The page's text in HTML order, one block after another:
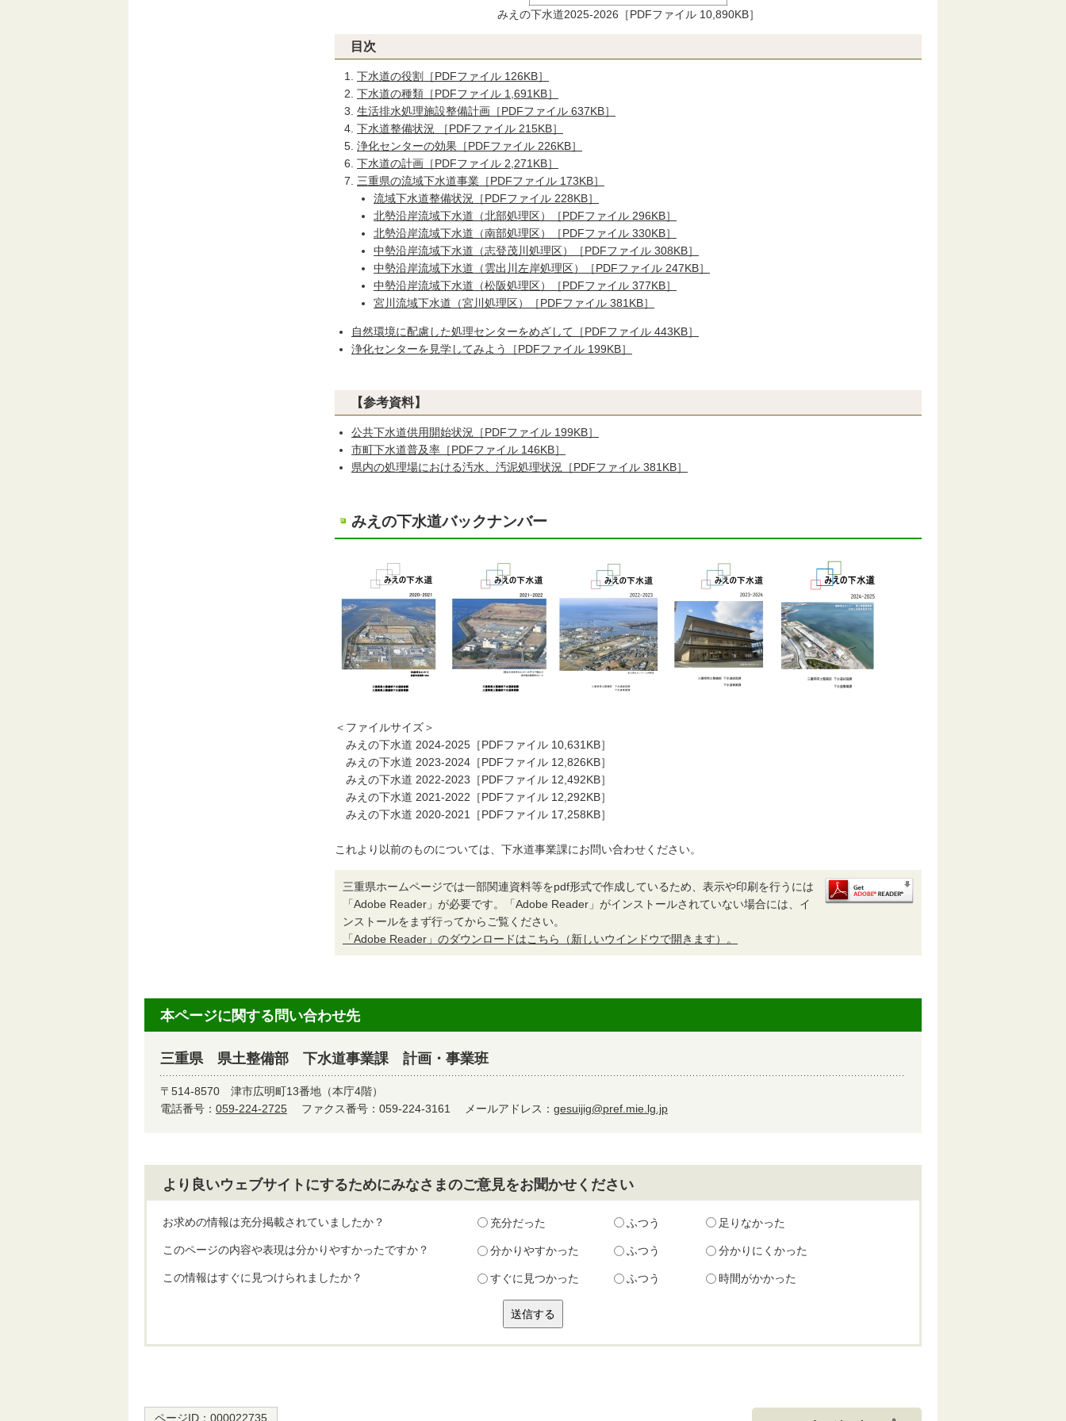
みえの下水道2025-2026［PDFファイル 10,890KB］
目次
下水道の役割［PDFファイル 126KB］
下水道の種類［PDFファイル 1,691KB］
生活排水処理施設整備計画［PDFファイル 637KB］
下水道整備状況 ［PDFファイル 215KB］
浄化センターの効果［PDFファイル 226KB］
下水道の計画［PDFファイル 2,271KB］
三重県の流域下水道事業［PDFファイル 173KB］
流域下水道整備状況［PDFファイル 228KB］
北勢沿岸流域下水道（北部処理区）［PDFファイル 296KB］
北勢沿岸流域下水道（南部処理区）［PDFファイル 330KB］
中勢沿岸流域下水道（志登茂川処理区）［PDFファイル 308KB］
中勢沿岸流域下水道（雲出川左岸処理区）［PDFファイル 247KB］
中勢沿岸流域下水道（松阪処理区）［PDFファイル 377KB］
宮川流域下水道（宮川処理区）［PDFファイル 381KB］
自然環境に配慮した処理センターをめざして［PDFファイル 443KB］
浄化センターを見学してみよう［PDFファイル 199KB］
【参考資料】
公共下水道供用開始状況［PDFファイル 199KB］
市町下水道普及率［PDFファイル 146KB］
県内の処理場における汚水、汚泥処理状況［PDFファイル 381KB］
みえの下水道バックナンバー
＜ファイルサイズ＞
みえの下水道 2024-2025［PDFファイル 10,631KB］
みえの下水道 2023-2024［PDFファイル 12,826KB］
みえの下水道 2022-2023［PDFファイル 12,492KB］
みえの下水道 2021-2022［PDFファイル 12,292KB］
みえの下水道 2020-2021［PDFファイル 17,258KB］
これより以前のものについては、下水道事業課にお問い合わせください。
三重県ホームページでは一部関連資料等をpdf形式で作成しているため、表示や印刷を行うには
「Adobe Reader」が必要です。「Adobe Reader」がインストールされていない場合には、イ
ンストールをまず行ってからご覧ください。
「Adobe Reader」のダウンロードはこちら（新しいウインドウで開きます）。
本ページに関する問い合わせ先
三重県 県土整備部 下水道事業課 計画・事業班
〒514-8570 津市広明町13番地（本庁4階）
電話番号： 059-224-2725 ファクス番号：059-224-3161 メールアドレス： gesuijig@pref.mie.lg.jp
より良いウェブサイトにするためにみなさまのご意見をお聞かせください
お求めの情報は充分掲載されていましたか？ 充分だった ふつう 足りなかった
このページの内容や表現は分かりやすかったですか？ 分かりやすかった ふつう 分かりにくかった
この情報はすぐに見つけられましたか？ すぐに見つかった ふつう 時間がかかった
ページID： 000022735